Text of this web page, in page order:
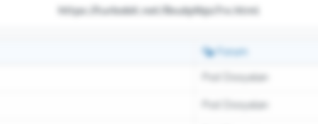
https://turbobit.net/8xubj4bjo7rx.html
Forum
Psd Dosyaları
Psd Dosyaları